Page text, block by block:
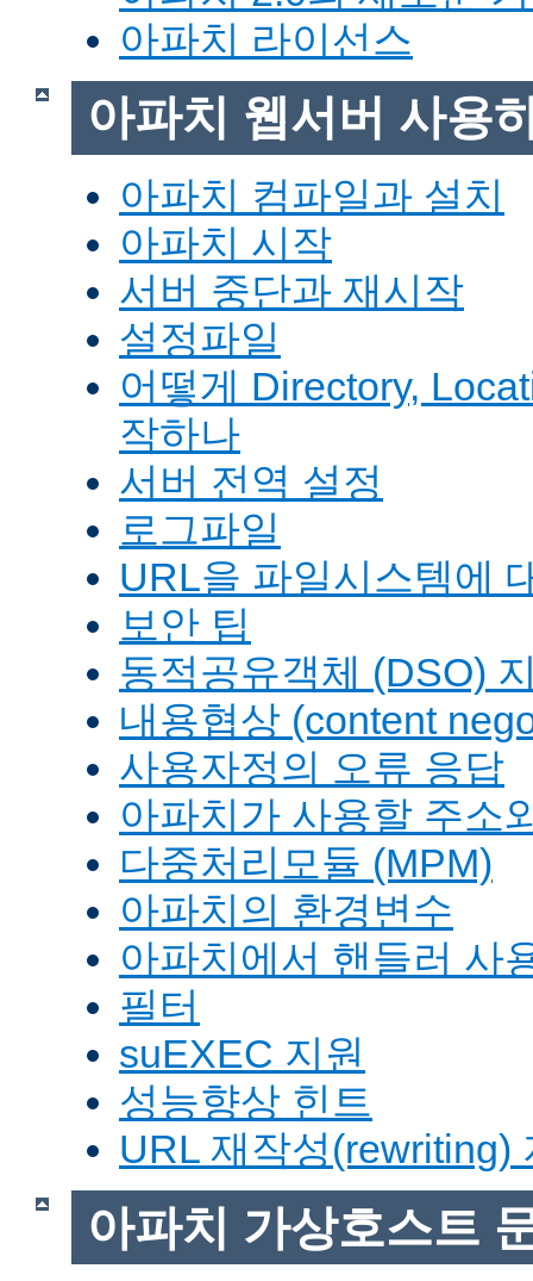
아파치 라이선스
아파치 웹서버 사용
아파치 컴파일과 설치
아파치 시작
서버 중단과 재시작
설정파일
어떻게 Directory,
작하나
서버 전역 설정
로그파일
URL을 파일시스템에
보안 팁
동적공유객체 (DSO)
내용협상 (content
사용자정의 오류 응답
아파치가 사용할 주소
다중처리모듈 (MPM)
아파치의 환경변수
아파치에서 핸들러 사
필터
suEXEC 지원
성능향상 힌트
URL 재작성(rewriting)
아파치 가상호스트